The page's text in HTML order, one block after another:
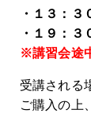
・１３：３
・１９：３
※講習会途
受講される
ご購入の上